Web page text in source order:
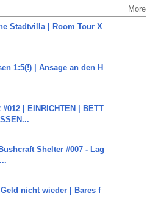
More
Stadtvilla | Room Tour X
1:5(!) | Ansage an den H
#012 | EINRICHTEN | BETT
Shelter #007 - Lag
nicht wieder | Bares f